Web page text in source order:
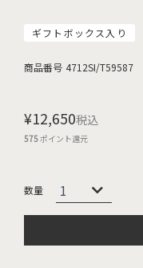
ギフトボックス入り
商品番号 4712SI/T59587
¥12,650税込
575ポイント還元